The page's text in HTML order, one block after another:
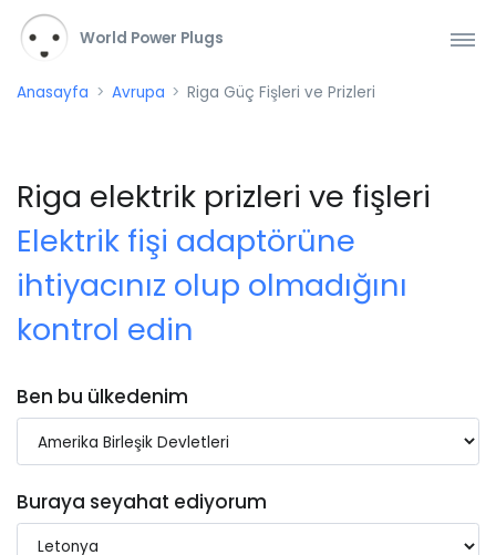
World Power Plugs
Anasayfa Avrupa Riga Güç Fişleri ve Prizleri
Riga elektrik prizleri ve fişleri
Elektrik fişi adaptörüne
ihtiyacınız olup olmadığını
kontrol edin
Ben bu ülkedenim
Buraya seyahat ediyorum